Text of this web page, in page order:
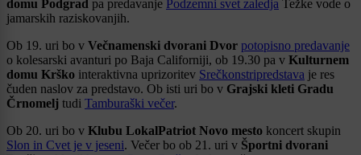
domu Podgrad pa predavanje Podzemni svet zaledja Težke vode o
jamarskih raziskovanjih.
Ob 19. uri bo v Večnamenski dvorani Dvor potopisno predavanje
o kolesarski avanturi po Baja Californiji, ob 19.30 pa v Kulturnem
domu Krško interaktivna uprizoritev Srečkonstripredstava je res
čuden naslov za predstavo. Ob isti uri bo v Grajski kleti Gradu
Črnomelj tudi Tamburaški večer.
Ob 20. uri bo v Klubu LokalPatriot Novo mesto koncert skupin
Slon in Cvet je v jeseni. Večer bo ob 21. uri v Športni dvorani